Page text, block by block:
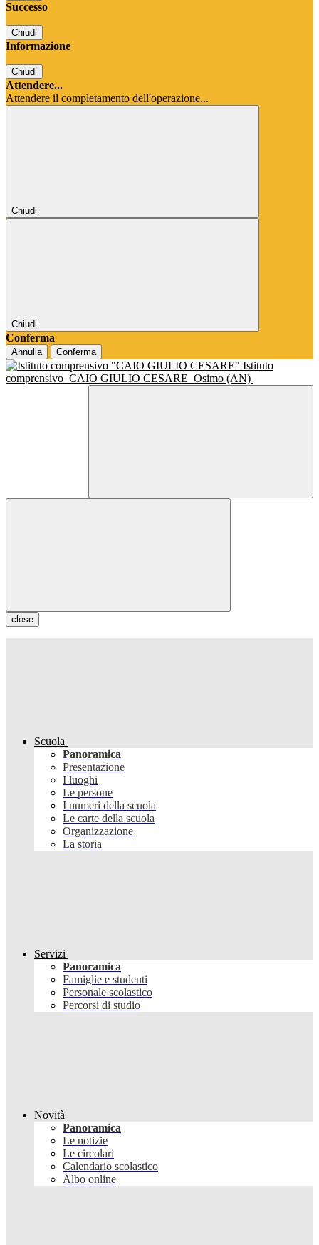
Successo
Chiudi
Informazione
Chiudi
Attendere...
Attendere il completamento dell'operazione...
Chiudi
Chiudi
Conferma
Annulla Conferma
Istituto
comprensivo CAIO GIULIO CESARE Osimo (AN)
close
Scuola
Panoramica
Presentazione
I luoghi
Le persone
I numeri della scuola
Le carte della scuola
Organizzazione
La storia
Servizi
Panoramica
Famiglie e studenti
Personale scolastico
Percorsi di studio
Novità
Panoramica
Le notizie
Le circolari
Calendario scolastico
Albo online